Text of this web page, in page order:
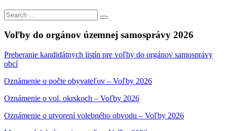
Search
for:
Search
Voľby do orgánov územnej samosprávy 2026
Preberanie kandidátnych listín pre voľby do orgánov samosprávy
obcí
Oznámenie o počte obyvateľov – Voľby 2026
Oznámenie o vol. okrskoch – Voľby 2026
Oznámenie o utvorení volebného obvodu – Voľby 2026